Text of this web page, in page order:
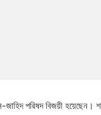
পরিষদ বিজয়ী হয়েছেন।